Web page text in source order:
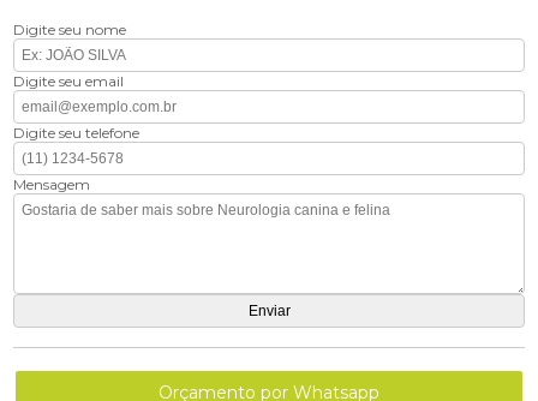
Digite seu nome
Digite seu email
Digite seu telefone
Mensagem
Orçamento por Whatsapp